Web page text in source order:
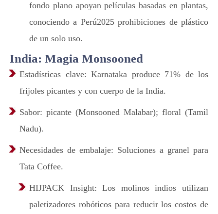
fondo plano apoyan películas basadas en plantas,
conociendo a Perú2025 prohibiciones de plástico
de un solo uso.
India: Magia Monsooned
Estadísticas clave: Karnataka produce 71% de los
frijoles picantes y con cuerpo de la India.
Sabor: picante (Monsooned Malabar); floral (Tamil
Nadu).
Necesidades de embalaje: Soluciones a granel para
Tata Coffee.
HIJPACK Insight: Los molinos indios utilizan
paletizadores robóticos para reducir los costos de